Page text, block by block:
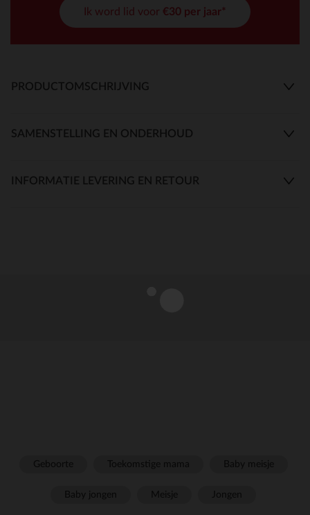
Ik word lid voor €30 per jaar*
PRODUCTOMSCHRIJVING
SAMENSTELLING EN ONDERHOUD
INFORMATIE LEVERING EN RETOUR